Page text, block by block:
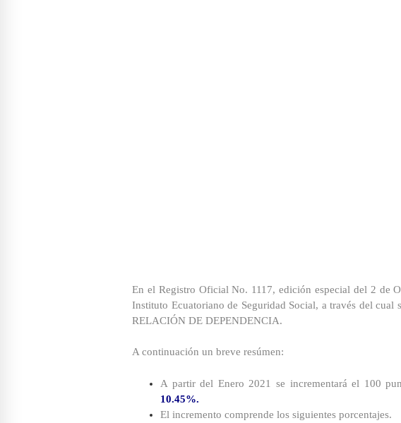
En el Registro Oficial No. 1117, edición especial del 2 de
Instituto Ecuatoriano de Seguridad Social, a través del
RELACIÓN DE DEPENDENCIA.
A continuación un breve resúmen:
A partir del Enero 2021 se incrementará el 100
10.45%.
El incremento comprende los siguientes porcentajes.